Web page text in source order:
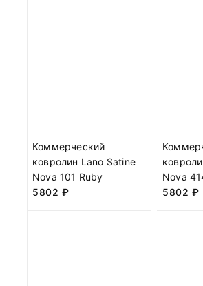
Коммерческий
ковролин Lano Satine
Nova 101 Ruby
5802 ₽
Nova
5802 ₽